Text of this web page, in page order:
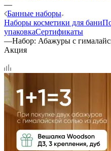
—
Банные наборы
Наборы косметики для бани
упаковкаСертификаты
—Набор: Абажуры с
Акция